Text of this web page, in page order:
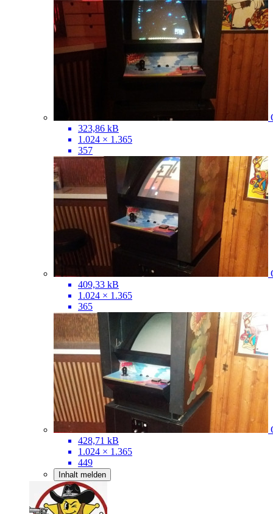
323,86 kB
1.024 × 1.365
357
409,33 kB
1.024 × 1.365
365
428,71 kB
1.024 × 1.365
449
Inhalt melden